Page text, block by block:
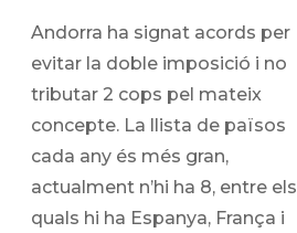
Andorra ha signat acords per
evitar la doble imposició i no
tributar 2 cops pel mateix
concepte. La llista de països
cada any és més gran,
actualment n’hi ha 8, entre els
quals hi ha Espanya, França i